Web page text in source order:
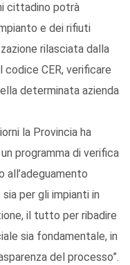
cittadino potrà
e dei rifiuti
rilasciata dalla
CER, verificare
determinata azienda
la Provincia ha
programma di verifica
per gli impianti in
il tutto per ribadire
sia fondamentale, in
del processo”.